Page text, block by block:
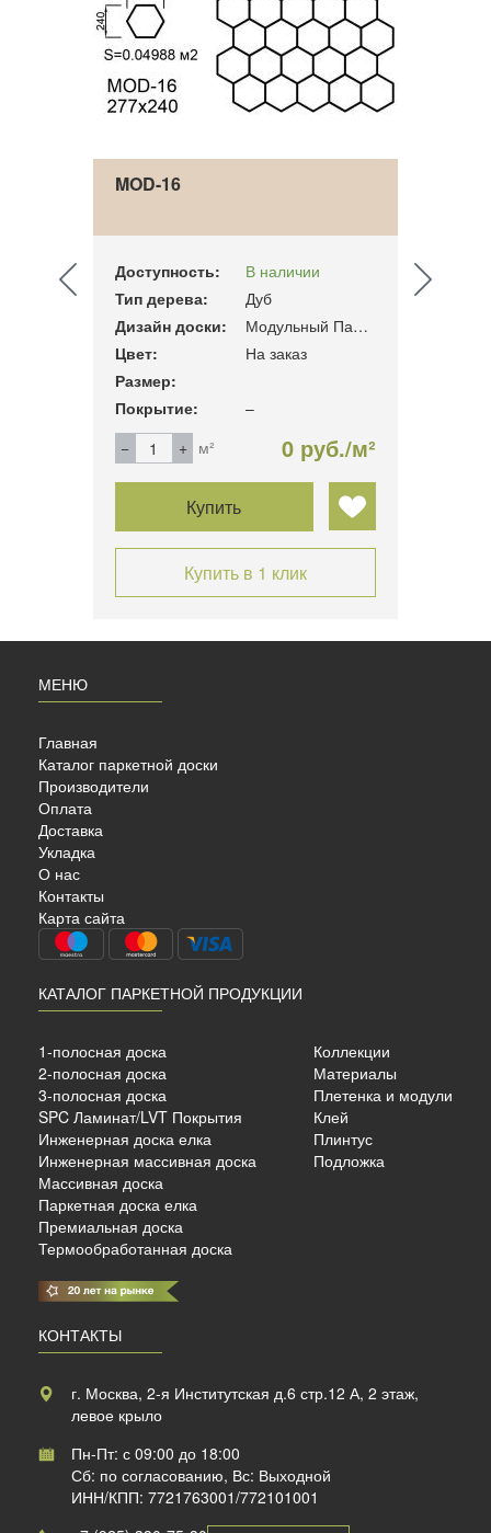
MOD-16
Доступность:
В наличии
Тип дерева:
Дуб
Дизайн доски:
Модульный Паркет
Цвет:
На заказ
Размер:
Покрытие:
–
м²
0 руб./м²
Купить
Купить в 1 клик
Модульный Паркет
м²
МЕНЮ
Главная
Каталог паркетной доски
Производители
Оплата
Доставка
Укладка
О нас
Контакты
Карта сайта
КАТАЛОГ ПАРКЕТНОЙ ПРОДУКЦИИ
1-полосная доска
2-полосная доска
3-полосная доска
SPC Ламинат/LVT Покрытия
Инженерная доска елка
Инженерная массивная доска
Массивная доска
Паркетная доска елка
Премиальная доска
Термообработанная доска
Коллекции
Материалы
Плетенка и модули
Клей
Плинтус
Подложка
КОНТАКТЫ
г. Москва, 2-я Институтская д.6 стр.12 А, 2 этаж,
левое крыло
Пн-Пт: с 09:00 до 18:00
Сб: по согласованию, Вс: Выходной
ИНН/КПП: 7721763001/772101001